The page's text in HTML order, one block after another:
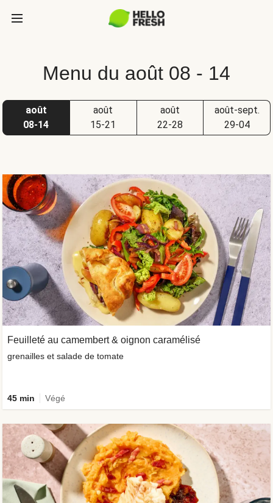
Menu du août 08 - 14
août
08-14
août
15-21
août
22-28
août-sept.
29-04
Feuilleté au camembert & oignon caramélisé
grenailles et salade de tomate
45 min Végé